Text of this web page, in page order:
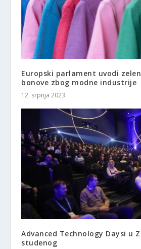
Europski parlament uvodi
bonove zbog modne industrije
12. srpnja 2023.
Advanced Technology Daysi u
studenog